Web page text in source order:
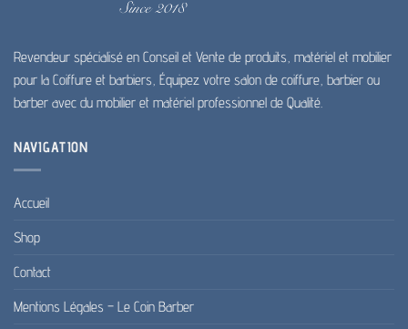
Revendeur spécialisé en Conseil et Vente de produits, matériel et mobilier
pour la Coiffure et barbiers, Équipez votre salon de coiffure, barbier ou
barber avec du mobilier et matériel professionnel de Qualité.
NAVIGATION
Accueil
Shop
Contact
Mentions Légales – Le Coin Barber